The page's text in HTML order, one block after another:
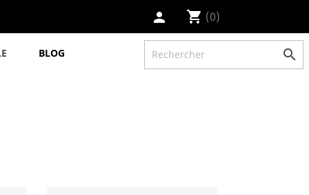
person shopping_cart (0)
BLOG 